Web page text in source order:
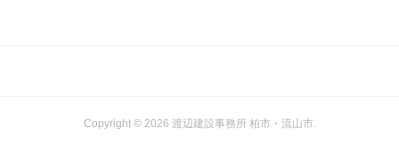
Copyright © 2026 渡辺建設事務所 柏市・流山市.